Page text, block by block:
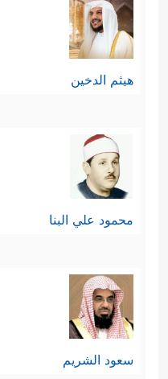
هيثم الدخين
محمود علي البنا
سعود الشريم